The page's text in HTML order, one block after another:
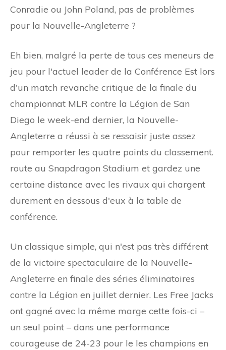
Conradie ou John Poland, pas de problèmes
pour la Nouvelle-Angleterre ?
Eh bien, malgré la perte de tous ces meneurs de
jeu pour l'actuel leader de la Conférence Est lors
d'un match revanche critique de la finale du
championnat MLR contre la Légion de San
Diego le week-end dernier, la Nouvelle-
Angleterre a réussi à se ressaisir juste assez
pour remporter les quatre points du classement.
route au Snapdragon Stadium et gardez une
certaine distance avec les rivaux qui chargent
durement en dessous d'eux à la table de
conférence.
Un classique simple, qui n'est pas très différent
de la victoire spectaculaire de la Nouvelle-
Angleterre en finale des séries éliminatoires
contre la Légion en juillet dernier. Les Free Jacks
ont gagné avec la même marge cette fois-ci –
un seul point – dans une performance
courageuse de 24-23 pour le les champions en